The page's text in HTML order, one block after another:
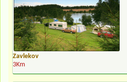
Zavlekov
3Km